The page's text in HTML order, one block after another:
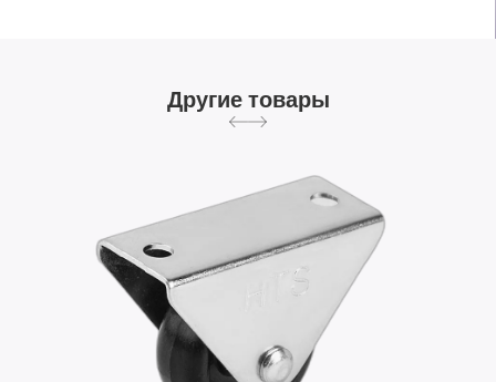
Другие товары